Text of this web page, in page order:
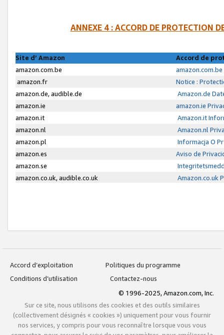
ANNEXE 4 : ACCORD DE PROTECTION
Site d’ Amazon
Accord de
amazon.com.be
amazon.fr
Notice :
amazon.de, audible.de
Amazon.de
amazon.ie
amazon.ie
amazon.it
Amazon.it
amazon.nl
Amazon.nl
amazon.pl
Informacja O
amazon.es
Aviso de
amazon.se
amazon.co.uk, audible.co.uk
Amazon.co.uk
Accord d’exploitation
Politiques du programme
Conditions d’utilisation
Contactez-nous
© 1996-2025, Amazon.com, Inc.
Sur ce site, nous utilisons des cookies et des outils similaires
(collectivement désignés « cookies ») uniquement pour vous fournir
nos services, y compris pour vous reconnaître lorsque vous vous